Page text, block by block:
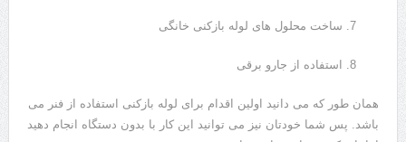
ساخت محلول های لوله بازکنی خانگی
استفاده از جارو برقی
همان طور که می دانید اولین اقدام برای لوله بازکنی استفاده از فنر می
باشد. پس شما خودتان نیز می توانید این کار با بدون دستگاه انجام دهید